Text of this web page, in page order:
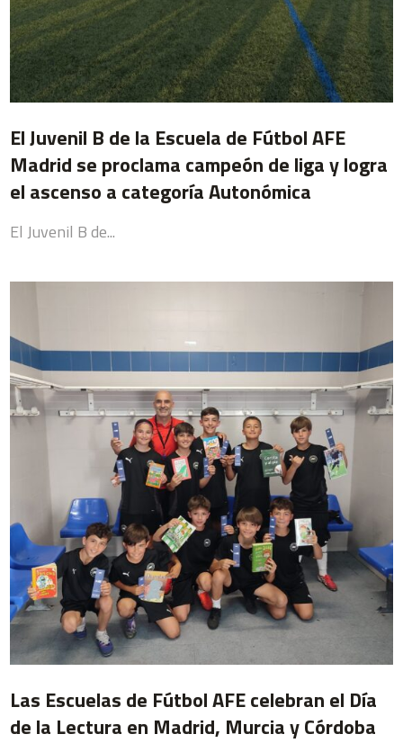
El Juvenil B de la Escuela de Fútbol AFE
Madrid se proclama campeón de liga y logra
el ascenso a categoría Autonómica
El Juvenil B de...
Las Escuelas de Fútbol AFE celebran el Día
de la Lectura en Madrid, Murcia y Córdoba